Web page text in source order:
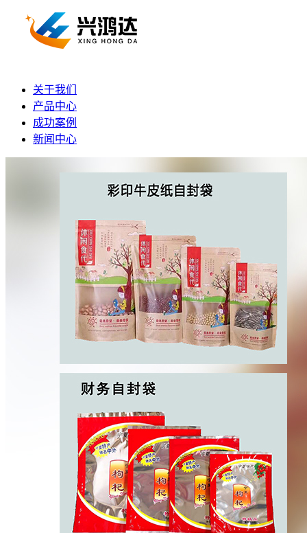
关于我们
产品中心
成功案例
新闻中心